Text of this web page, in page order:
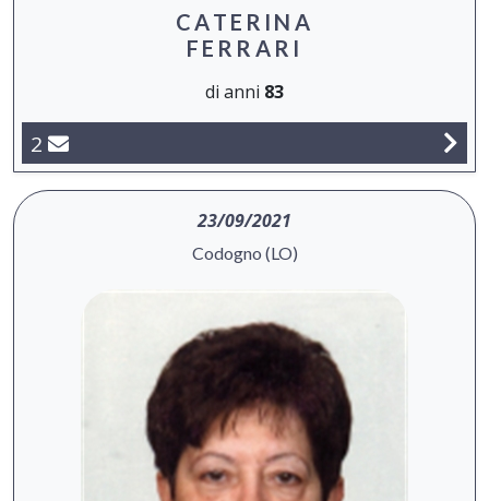
CATERINA
FERRARI
di anni 83
2
23/09/2021
Codogno (LO)